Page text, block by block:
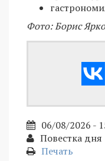
Фото: Борис
06/08/2026 -
Повестка дня
Печать